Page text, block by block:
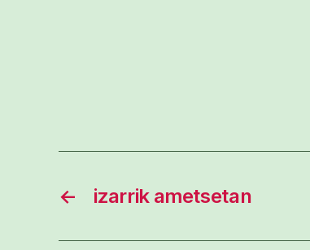
← izarrik ametsetan